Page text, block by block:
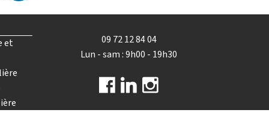
et
09 72 12 84 04
Lun - sam : 9h00 - 19h30